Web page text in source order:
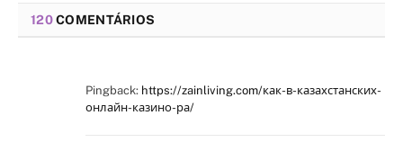
120COMENTÁRIOS
Pingback: https://zainliving.com/как-в-казахстанских-
онлайн-казино-ра/